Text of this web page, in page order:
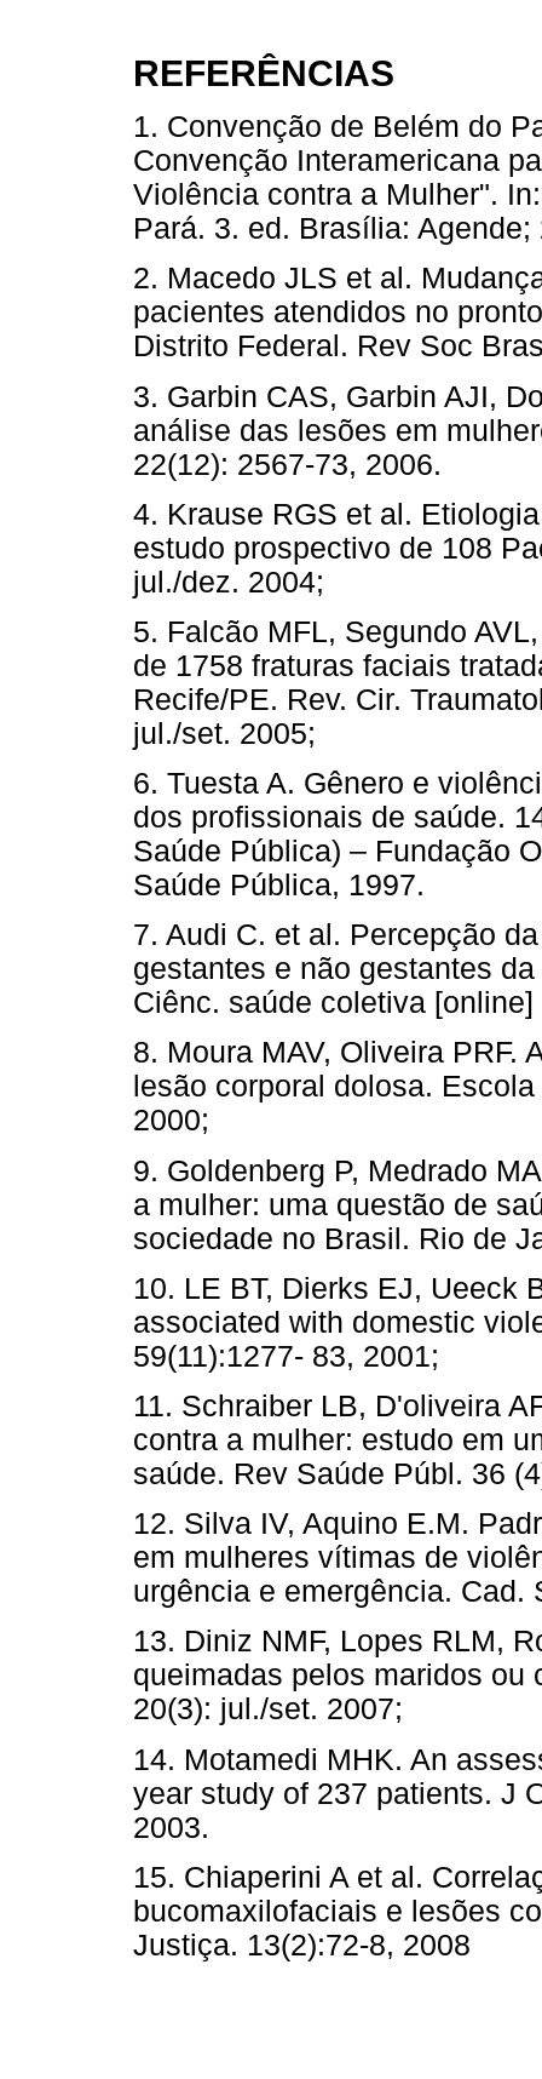
REFERÊNCIAS
1. Convenção de Belém do
Convenção Interamericana
Violência contra a Mulher".
Pará. 3. ed. Brasília:
2. Macedo JLS et al.
pacientes atendidos no
Distrito Federal. Rev Soc
3. Garbin CAS, Garbin AJI,
análise das lesões em
22(12): 2567-73, 2006.
4. Krause RGS et al.
estudo prospectivo de 108
jul./dez. 2004;
5. Falcão MFL, Segundo
de 1758 fraturas faciais
Recife/PE. Rev. Cir.
jul./set. 2005;
6. Tuesta A. Gênero e
dos profissionais de saúde.
Saúde Pública) – Fundação
Saúde Pública, 1997.
7. Audi C. et al. Percepção
gestantes e não gestantes
Ciênc. saúde coletiva
8. Moura MAV, Oliveira PRF.
lesão corporal dolosa.
2000;
9. Goldenberg P, Medrado
a mulher: uma questão de
sociedade no Brasil. Rio de
10. LE BT, Dierks EJ, Ueeck
associated with domestic
59(11):1277- 83, 2001;
11. Schraiber LB, D'oliveira
contra a mulher: estudo em
saúde. Rev Saúde Públ. 36
12. Silva IV, Aquino E.M.
em mulheres vítimas de
urgência e emergência. Cad.
13. Diniz NMF, Lopes RLM,
queimadas pelos maridos ou
20(3): jul./set. 2007;
14. Motamedi MHK. An
year study of 237 patients. J
2003.
15. Chiaperini A et al.
bucomaxilofaciais e lesões
Justiça. 13(2):72-8, 2008